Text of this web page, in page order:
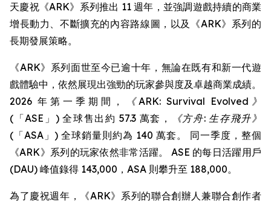
天慶祝《ARK》系列推出 11 週年，並強調遊戲持續的商業
增長動力、不斷擴充的內容路線圖，以及《ARK》系列的
長期發展策略。
《ARK》系列面世至今已逾十年，無論在既有和新一代遊
戲體驗中，依然展現出強勁的玩家參與度及卓越商業成績。
2026 年第一季期間，
《ARK: Survival Evolved》
(「ASE」) 全球售出約 57.3 萬套，
《方舟: 生存飛升》
(「ASA」) 全球銷量則約為 140 萬套。 同一季度，整個
《ARK》系列的玩家依然非常活躍。 ASE 的每日活躍用戶
(DAU) 峰值錄得 143,000，ASA 則攀升至 188,000。
為了慶祝週年，《ARK》系列的聯合創辦人兼聯合創作者